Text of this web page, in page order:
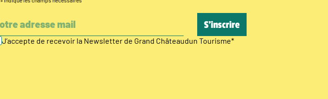
J’accepte de recevoir la Newsletter de Grand Châteaudun Tourisme*